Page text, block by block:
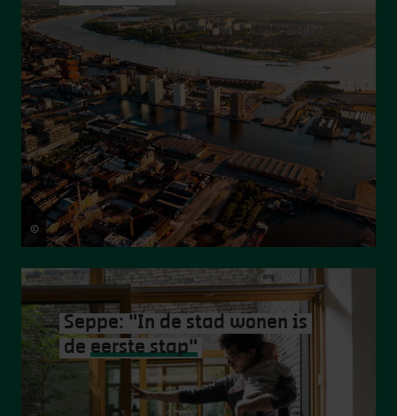
© www.woodmonkey.be
Seppe: "In de stad wonen is
de eerste stap"